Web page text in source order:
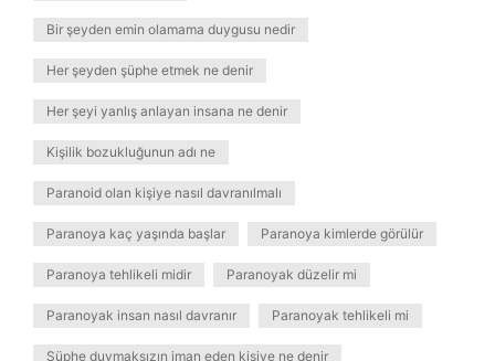
Bir şeyden emin olamama duygusu nedir
Her şeyden şüphe etmek ne denir
Her şeyi yanlış anlayan insana ne denir
Kişilik bozukluğunun adı ne
Paranoid olan kişiye nasıl davranılmalı
Paranoya kaç yaşında başlar Paranoya kimlerde görülür
Paranoya tehlikeli midir Paranoyak düzelir mi
Paranoyak insan nasıl davranır Paranoyak tehlikeli mi
Şüphe duymaksızın iman eden kişiye ne denir